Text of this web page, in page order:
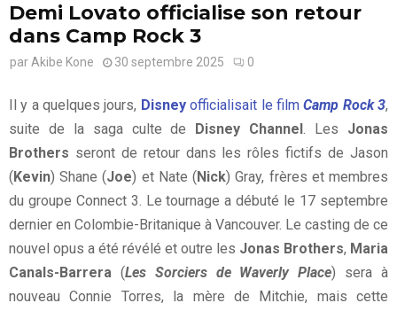
Demi Lovato officialise son retour
dans Camp Rock 3
parAkibe Kone 30 septembre 2025 0
Il y a quelques jours, Disneyofficialisait le filmCamp Rock 3,
suite de la saga culte de
Disney Channel. Les Jonas
Brothers seront de retour dans les rôles fictifs de Jason
( Kevin) Shane (Joe) et Nate ( Nick) Gray, frères et membres
du groupe Connect 3. Le tournage a débuté le 17 septembre
dernier en Colombie-Britanique à Vancouver. Le casting de ce
nouvel opus a été révélé et outre les Jonas Brothers, Maria
Canals-Barrera (Les Sorciers de Waverly Place) sera à
nouveau Connie Torres, la mère de Mitchie, mais cette